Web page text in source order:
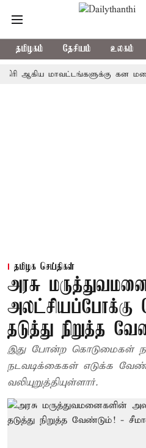
தமிழகம் தேசியம் உலகம்
மாவட்டங்களுக்கு கன மழை
தமிழக செய்திகள்
அரசு
தடுத்து நிறுத்த
இது போன்ற கொடுமைகள்
நடவடிக்கைகள் எடுக்க
வலியுறுத்தியுள்ளார்.